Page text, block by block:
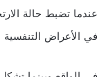
عندما تضبط حالة
في الأعراض